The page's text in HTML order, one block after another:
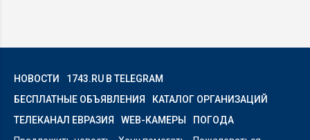
НОВОСТИ
1743.RU В TELEGRAM
БЕСПЛАТНЫЕ ОБЪЯВЛЕНИЯ
КАТАЛОГ ОРГАНИЗАЦИЙ
ТЕЛЕКАНАЛ ЕВРАЗИЯ
WEB-КАМЕРЫ
ПОГОДА